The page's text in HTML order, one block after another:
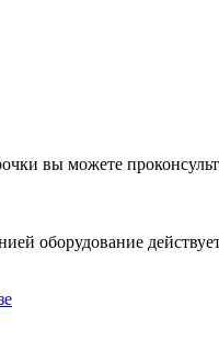
вы можете
оборудование